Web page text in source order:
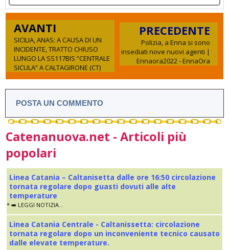
AVANTI
SICILIA, ANAS: A CAUSA DI UN
INCIDENTE, TRATTO CHIUSO
LUNGO LA SS117BIS “CENTRALE
SICULA” A CALTAGIRONE (CT)
PRECEDENTE
Polizia, a Enna si sono
insediati nove nuovi agenti |
Ennaora2022 - EnnaOra
POSTA UN COMMENTO
Catenanuova.net - Articoli più
popolari
Linea Catania – Caltanisetta dalle ore 16:50 circolazione
tornata regolare dopo guasti dovuti alle alte
temperature
* ➡️ LEGGI NOTIZIA...
Linea Catania Centrale - Caltanissetta: circolazione
tornata regolare dopo un inconveniente tecnico causato
dalle elevate temperature.